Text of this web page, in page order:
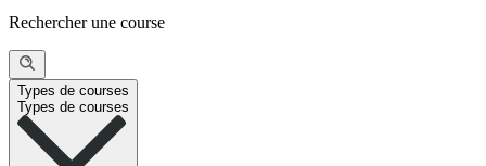
Rechercher une course
Types de courses
Types de courses